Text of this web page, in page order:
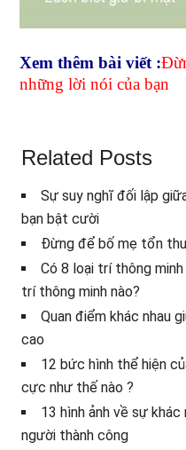
Xem thêm bài viết :
những lời nói của bạn
Related Posts
Sự suy nghĩ đối lập
bạn bật cười
Đừng để bố mẹ tổn
Có 8 loại trí thông
trí thông minh nào?
Quan điểm khác nhau
cao
12 bức hình thể hiện
cực như thế nào ?
13 hình ảnh về sự
người thành công